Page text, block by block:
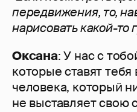
передвижения, то,
нарисовать какой-то
Оксана: У нас с
которые ставят
человека, который
не выставляет свою